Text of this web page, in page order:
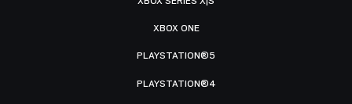
XBOX ONE
PLAYSTATION®5
PLAYSTATION®4